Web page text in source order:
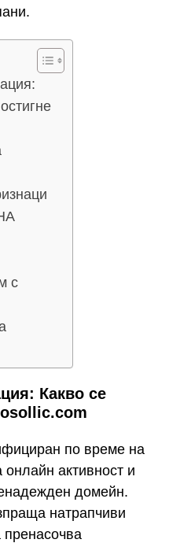
с
Какво се
по време на
активност и
домейн.
натрапчиви
пренасочва